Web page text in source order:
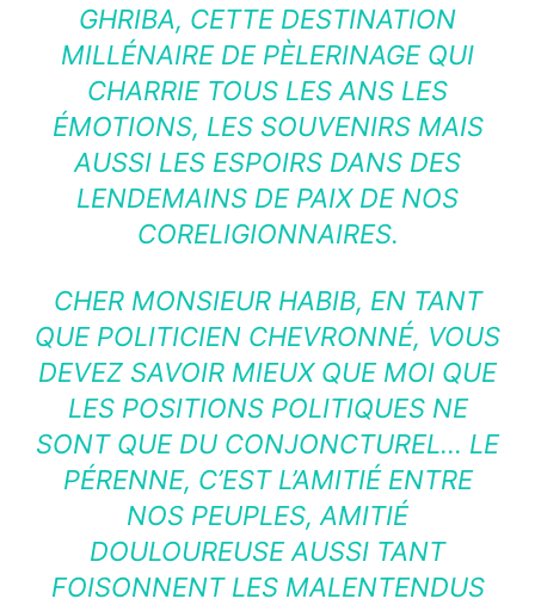
GHRIBA, CETTE DESTINATION
MILLÉNAIRE DE PÈLERINAGE QUI
CHARRIE TOUS LES ANS LES
ÉMOTIONS, LES SOUVENIRS MAIS
AUSSI LES ESPOIRS DANS DES
LENDEMAINS DE PAIX DE NOS
CORELIGIONNAIRES.
CHER MONSIEUR HABIB, EN TANT
QUE POLITICIEN CHEVRONNÉ, VOUS
DEVEZ SAVOIR MIEUX QUE MOI QUE
LES POSITIONS POLITIQUES NE
SONT QUE DU CONJONCTUREL… LE
PÉRENNE, C’EST L’AMITIÉ ENTRE
NOS PEUPLES, AMITIÉ
DOULOUREUSE AUSSI TANT
FOISONNENT LES MALENTENDUS